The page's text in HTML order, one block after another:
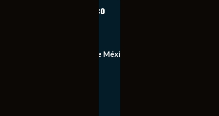
Notiexpress de México
Equipo de Notiexpress de México